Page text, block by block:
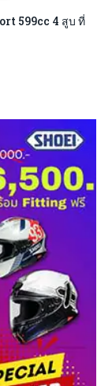
599cc 4 สูบ ที่